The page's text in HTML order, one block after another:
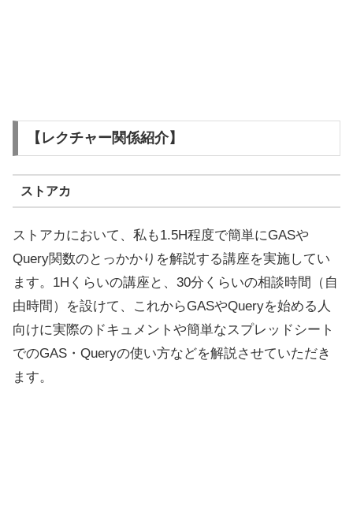
【レクチャー関係紹介】
ストアカ
ストアカにおいて、私も1.5H程度で簡単にGASや
Query関数のとっかかりを解説する講座を実施してい
ます。1Hくらいの講座と、30分くらいの相談時間（自
由時間）を設けて、これからGASやQueryを始める人
向けに実際のドキュメントや簡単なスプレッドシート
でのGAS・Queryの使い方などを解説させていただき
ます。